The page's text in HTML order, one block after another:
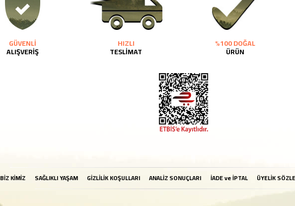
GÜVENLİ
ALIŞVERİŞ
HIZLI
TESLİMAT
%100 DOĞAL
ÜRÜN
BİZ KİMİZ SAĞLIKLI YAŞAM GİZLİLİK KOŞULLARI ANALİZ SONUÇLARI İADE ve İPTAL ÜYELİK